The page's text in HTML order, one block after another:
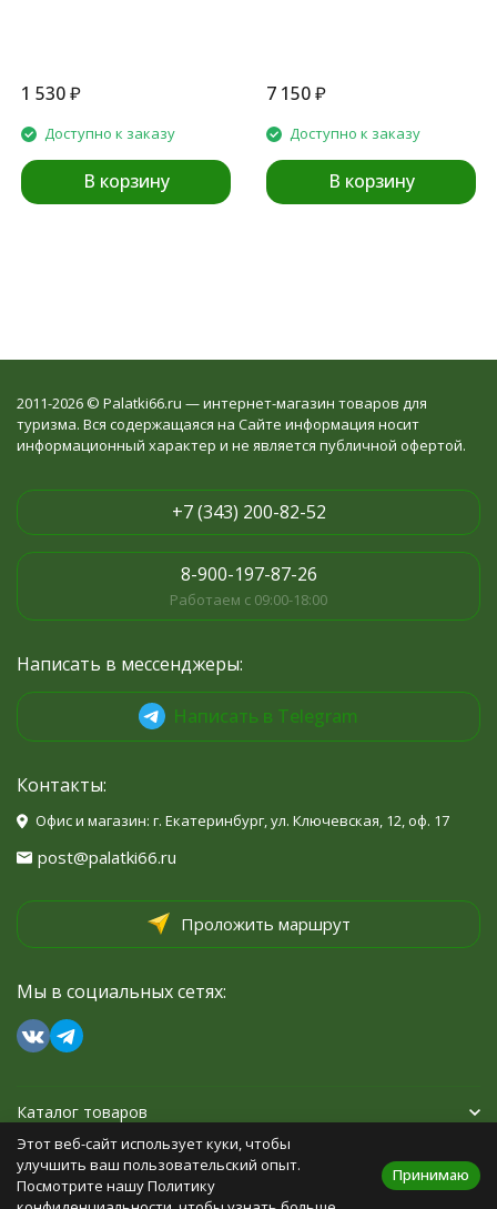
1 530₽
Доступно к заказу
В корзину
7 150₽
Доступно к заказу
В корзину
2011-2026 © Palatki66.ru — интернет-магазин товаров для
туризма. Вся содержащаяся на Сайте информация носит
информационный характер и не является публичной офертой.
+7 (343) 200-82-52
8-900-197-87-26
Работаем с 09:00-18:00
Написать в мессенджеры:
Написать в Telegram
Контакты:
Офис и магазин: г. Екатеринбург, ул. Ключевская, 12, оф. 17
post@palatki66.ru
Проложить маршрут
Мы в социальных сетях:
Каталог товаров
Помощь
Этот веб-сайт использует куки, чтобы
улучшить ваш пользовательский опыт.
Посмотрите нашу Политику
Принимаю